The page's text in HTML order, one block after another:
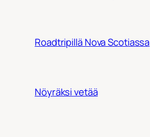
Roadtripillä Nova Scotiassa
Nöyräksi vetää